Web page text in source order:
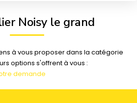
& BUREAUX
Budget max
Créer une alerte
Noisy le grand
à vous proposer dans la catégorie
options s'offrent à vous :
demande